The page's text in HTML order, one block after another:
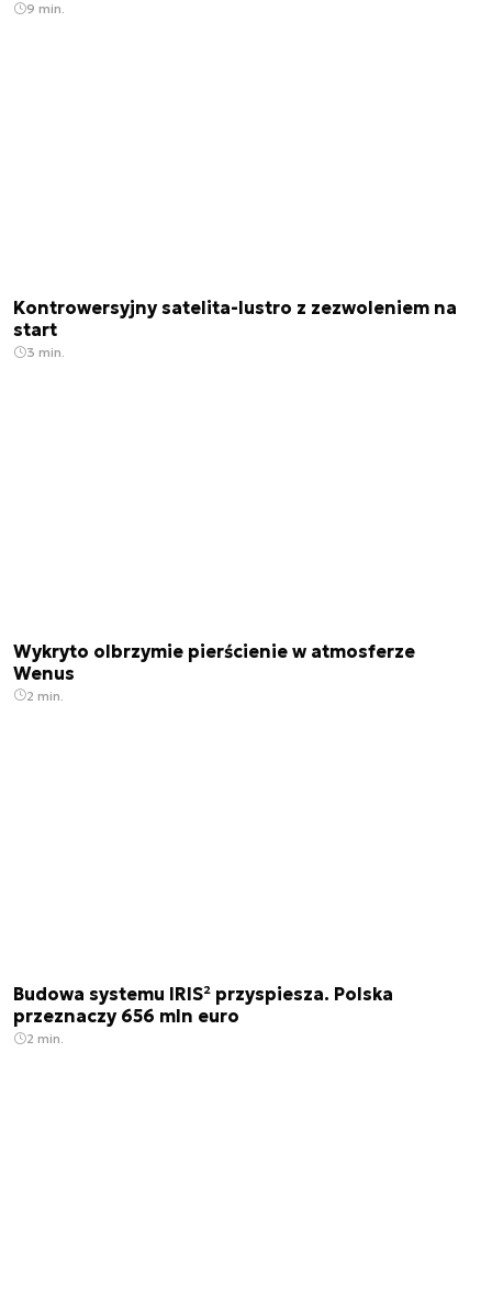
9 min.
Kontrowersyjny satelita-lustro z zezwoleniem na
start
3 min.
Wykryto olbrzymie pierścienie w atmosferze
Wenus
2 min.
Budowa systemu IRIS² przyspiesza. Polska
przeznaczy 656 mln euro
2 min.